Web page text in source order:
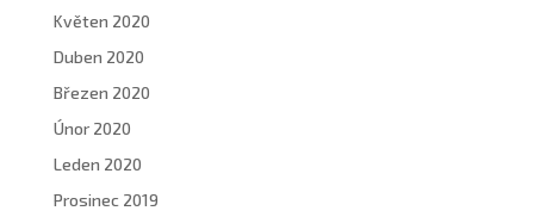
Květen 2020
Duben 2020
Březen 2020
Únor 2020
Leden 2020
Prosinec 2019